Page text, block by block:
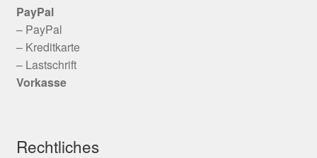
PayPal
– PayPal
– Kreditkarte
– Lastschrift
Vorkasse
Rechtliches